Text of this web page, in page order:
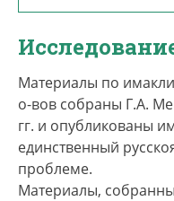
Материалы по
о-вов собраны Г.А.
гг. и опубликованы
единственный
проблеме.
Материалы,